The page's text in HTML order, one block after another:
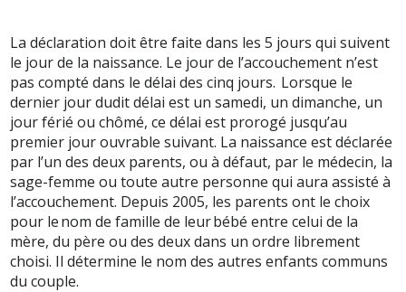
La déclaration doit être faite dans les 5 jours qui suivent
le jour de la naissance. Le jour de l’accouchement n’est
pas compté dans le délai des cinq jours. Lorsque le
dernier jour dudit délai est un samedi, un dimanche, un
jour férié ou chômé, ce délai est prorogé jusqu’au
premier jour ouvrable suivant. La naissance est déclarée
par l’un des deux parents, ou à défaut, par le médecin, la
sage-femme ou toute autre personne qui aura assisté à
l’accouchement. Depuis 2005, les parents ont le choix
pour le nom de famille de leur bébé entre celui de la
mère, du père ou des deux dans un ordre librement
choisi. Il détermine le nom des autres enfants communs
du couple.